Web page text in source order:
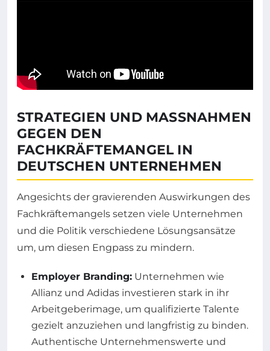
STRATEGIEN UND MASSNAHMEN G
EGEN DEN F
ACHKRÄFTEMANGEL IN D
EUTSCHEN UNTERNEHMEN
Angesichts der gravierenden Auswirkungen des
Fachkräftemangels setzen viele Unternehmen
und die Politik verschiedene Lösungsansätze
um, um diesen Engpass zu mindern.
Employer Branding: Unternehmen wie
Allianz und Adidas investieren stark in ihr
Arbeitgeberimage, um qualifizierte Talente
gezielt anzuziehen und langfristig zu binden.
Authentische Unternehmenswerte und